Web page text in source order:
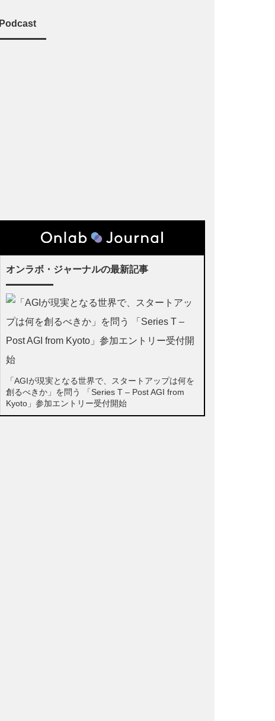
Podcast
オンラボ・ジャーナルの最新記事
「AGIが現実となる世界で、スタートアップは何を
創るべきか」を問う 「Series T – Post AGI from
Kyoto」参加エントリー受付開始